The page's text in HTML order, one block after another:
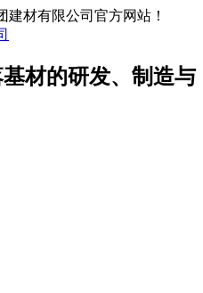
建材有限公司官方网站！
材的研发、制造与